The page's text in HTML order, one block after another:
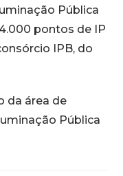
Pública
pontos de IP
IPB, do
da área de
Pública